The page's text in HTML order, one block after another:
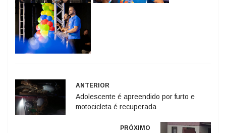
ANTERIOR
Adolescente é apreendido por furto e
motocicleta é recuperada
PRÓXIMO